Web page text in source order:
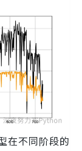
在不同阶段的